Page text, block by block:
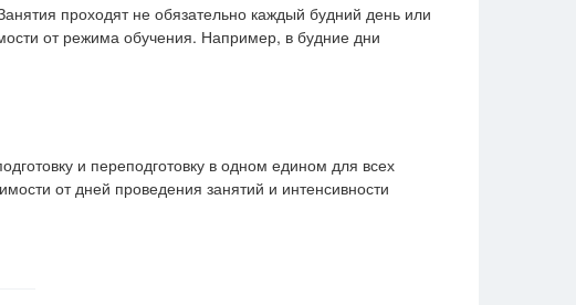
проходят не обязательно каждый будний день или
от режима обучения. Например, в будние дни
и переподготовку в одном едином для всех
от дней проведения занятий и интенсивности